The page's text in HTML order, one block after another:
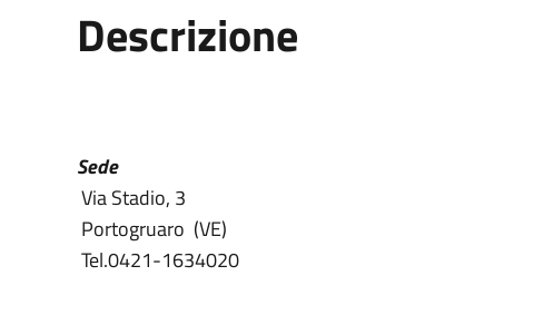
Descrizione
Sede
Via Stadio, 3
Portogruaro (VE)
Tel.0421-1634020